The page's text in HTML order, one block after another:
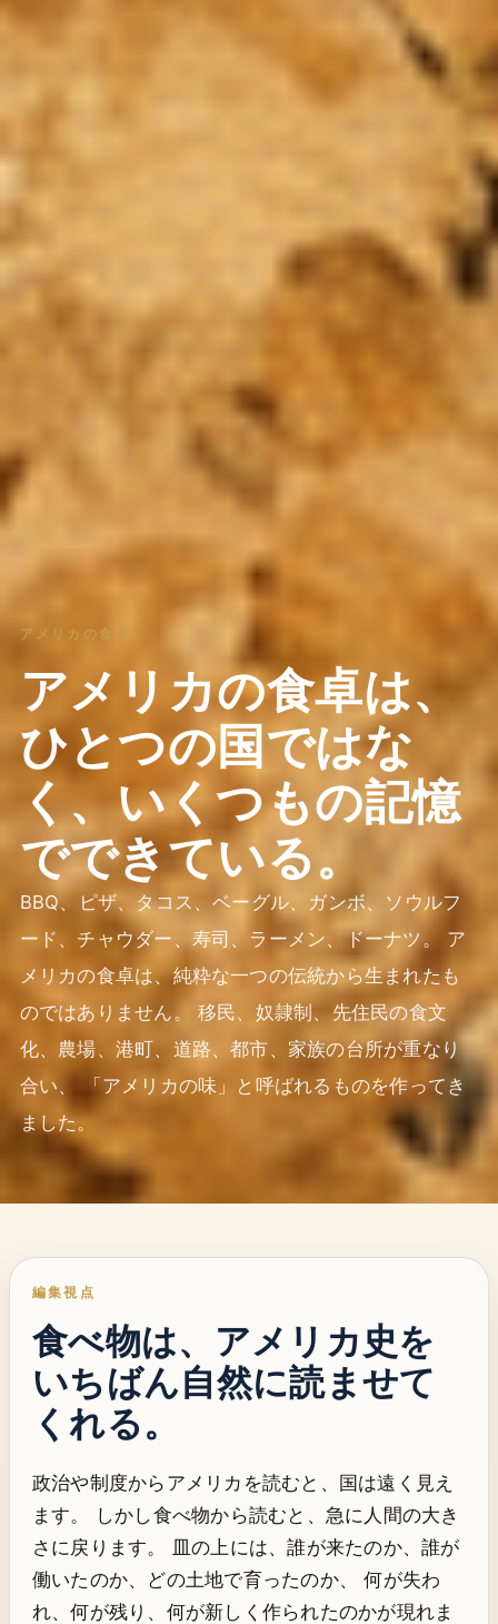
アメリカの食卓
アメリカの食卓は、
ひとつの国ではな
く、いくつもの記憶
でできている。
BBQ、ピザ、タコス、ベーグル、ガンボ、ソウルフ
ード、チャウダー、寿司、ラーメン、ドーナツ。 ア
メリカの食卓は、純粋な一つの伝統から生まれたも
のではありません。 移民、奴隷制、先住民の食文
化、農場、港町、道路、都市、家族の台所が重なり
合い、 「アメリカの味」と呼ばれるものを作ってき
ました。
編集視点
食べ物は、アメリカ史を
いちばん自然に読ませて
くれる。
政治や制度からアメリカを読むと、国は遠く見え
ます。 しかし食べ物から読むと、急に人間の大き
さに戻ります。 皿の上には、誰が来たのか、誰が
働いたのか、どの土地で育ったのか、 何が失わ
れ、何が残り、何が新しく作られたのかが現れま